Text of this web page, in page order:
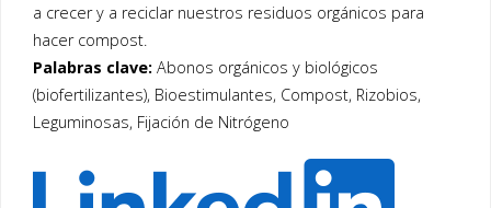
a crecer y a reciclar nuestros residuos orgánicos para
hacer compost.
Palabras clave:Abonos orgánicos y biológicos
(biofertilizantes), Bioestimulantes, Compost, Rizobios,
Leguminosas, Fijación de Nitrógeno